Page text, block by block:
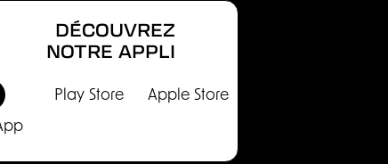
DÉCOUVREZ
NOTRE APPLI
Play Store Apple Store